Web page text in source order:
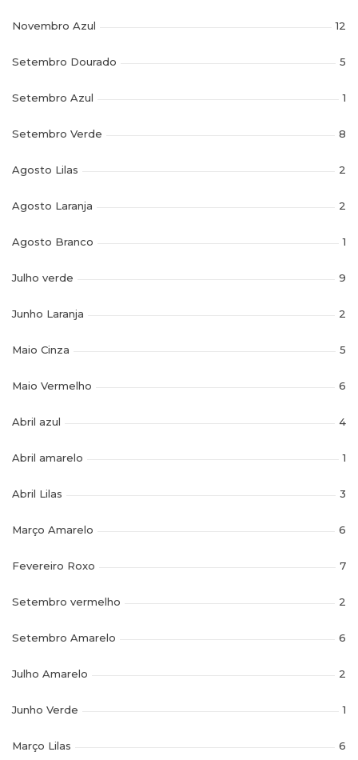
Novembro Azul 12
Setembro Dourado 5
Setembro Azul 1
Setembro Verde 8
Agosto Lilas 2
Agosto Laranja 2
Agosto Branco 1
Julho verde 9
Junho Laranja 2
Maio Cinza 5
Maio Vermelho 6
Abril azul 4
Abril amarelo 1
Abril Lilas 3
Março Amarelo 6
Fevereiro Roxo 7
Setembro vermelho 2
Setembro Amarelo 6
Julho Amarelo 2
Junho Verde 1
Março Lilas 6